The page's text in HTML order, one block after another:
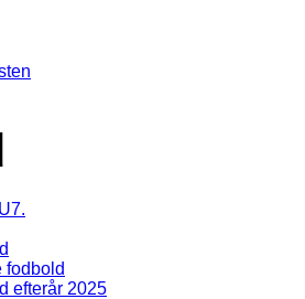
fodbold
efterår 2025